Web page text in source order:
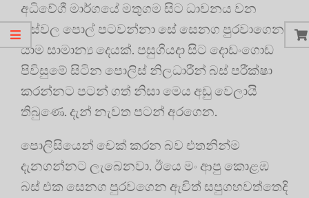
අධිවේගී මාර්ගයේ මතුගම සිට ධාවනය වන
බස්වල පොල් පටවන්නා සේ සෙනග පුරවාගෙන
යාම සාමාන්‍ය දෙයක්. පසුගියදා සිට දොඩංගොඩ
පිවිසුමේ සිටින පොලිස් නිලධාරීන් බස් පරීක්ෂා
කරන්නට පටන් ගත් නිසා මෙය අඩු වෙලායි
තිබුණෙ. දැන් නැවත පටන් අරගෙන.
පොලිසියෙන් චෙක් කරන බව එතනින්ම
දැනගන්නට ලැබෙනවා. ඊයෙ මං ආපු කොළඹ
බස් එක සෙනග පුරවගෙන ඇවිත් සපුගහවත්තෙදි